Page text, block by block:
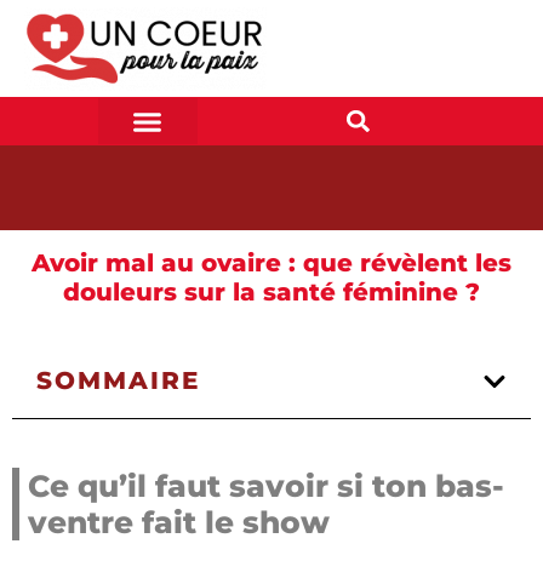
Avoir mal au ovaire : que révèlent les
douleurs sur la santé féminine ?
SOMMAIRE
Ce qu’il faut savoir si ton bas-
ventre fait le show